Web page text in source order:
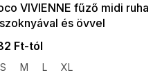
VIVIENNE fűző midi ruha
és övvel
színben
Ft-tól
S M L XL